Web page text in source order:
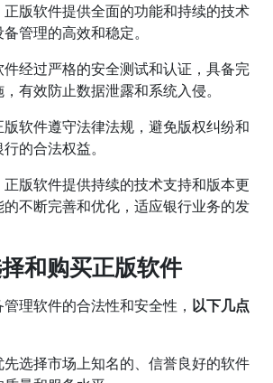
正版软件提供全面的功能和持续的技术
管理的高效和稳定。
件经过严格的安全测试和认证，具备完
有效防止数据泄露和系统入侵。
版软件遵守法律法规，避免版权纠纷和
的合法权益。
正版软件提供持续的技术支持和版本更
不断完善和优化，适应银行业务的发
和购买正版软件
理软件的合法性和安全性， 以下几点
先选择市场上知名的、信誉良好的软件